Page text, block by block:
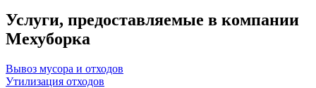
Услуги, предоставляемые в компании
Мехуборка
Вывоз мусора и отходов
Утилизация отходов